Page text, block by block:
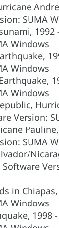
SUMA
Windows
Windows
Windows
Version:
SUMA
in
Windows
1998